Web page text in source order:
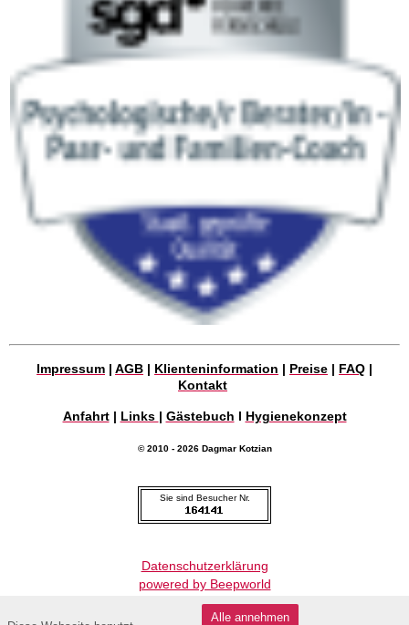
Impressum | AGB | Klienteninformation | Preise | FAQ |
Kontakt
Anfahrt| Links | Gästebuch l Hygienekonzept
© 2010 - 2026 Dagmar Kotzian
Sie sind Besucher Nr.
Datenschutzerklärung
powered by Beepworld
Hinweis: Meine Arbeit ersetzt weder Arzt oder Heilpraktiker. Sie kann durch die Aktivierung
Alle annehmen